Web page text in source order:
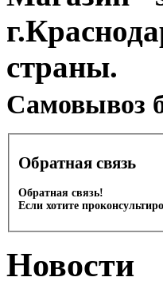
страны.
Cамовывоз
Обратная связь
Обратная связь!
Если хотите
Новости